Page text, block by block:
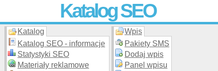
Katalog SEO
Skuteczna i promocja stron WWW –
moderowanego katalogu za darmo!
Katalog
Katalog SEO - informacje
Statystyki SEO
Materiały reklamowe
Wpis
Pakiety SMS
Dodaj wpis
Panel wpisu